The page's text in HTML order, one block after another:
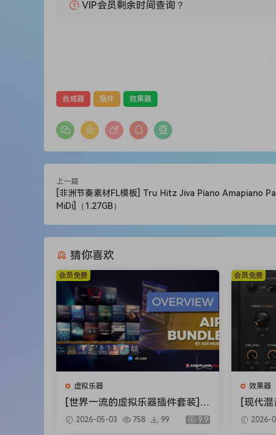
This comprehensive set provides a wide
Bliss Sampler
Bliss Sound Library
Corona
Discovery Pro
OB-Xd
OPL
Vertigo + X-Wave Bank
System Requirements
MacOS 10.13 High Sierra and above
Windows 7 and above (64-bit only)
Intel, AMD, or Apple Silicon CPU
4GB RAM or more
Team R2R
🏠 HomePage
VIP会员剩余时间查询？
合成器 插件 效果器
上一篇
[非洲节奏素材FL模板] Tru Hitz Jiva Piano Amapiano
MiDi]（1.27GB）
猜你喜欢
虚拟乐器
[世界一流的虚拟乐器插件套装] A
IR Music Technology Instrumen
ts Bundle 2025-R2R [WiN]（5.9
2026-05-03 758 99 9.9
会员免费
效果器
[现代混
件]
ux
2026-
会员免费